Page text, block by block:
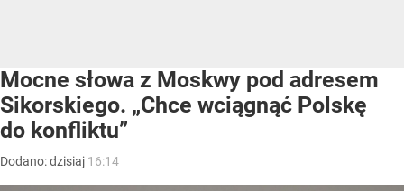
Mocne słowa z Moskwy pod adresem
Sikorskiego. „Chce wciągnąć Polskę
do konfliktu”
Dodano:dzisiaj 16:14